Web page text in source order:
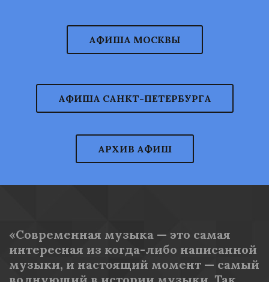
АФИША МОСКВЫ
АФИША САНКТ-ПЕТЕРБУРГА
АРХИВ АФИШ
«Современная музыка — это самая
интересная из когда-либо написанной
музыки, и настоящий момент — самый